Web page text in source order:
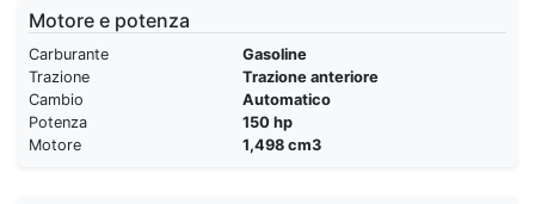
Motore e potenza
Carburante
Gasoline
Trazione
Trazione anteriore
Cambio
Automatico
Potenza
150 hp
Motore
1,498 cm3